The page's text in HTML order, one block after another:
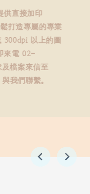
提供直接加印
鬆打造專屬的專業
或 300dpi 以上的圖
即來電 02-
即可起印（限單
作室與短期活
以上的設計
印刷（紙袋側
PANTONE 色恕
屬正常範圍，恕